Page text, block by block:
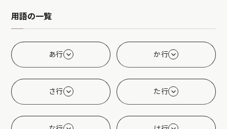
用語の一覧
あ行 か行
さ行 た行